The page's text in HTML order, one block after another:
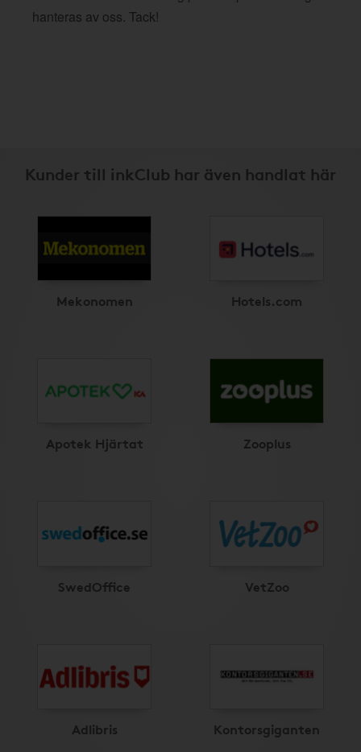
hanteras av oss. Tack!
Kunder till inkClub har även handlat här
Mekonomen Hotels.com
Apotek Hjärtat Zooplus
SwedOffice VetZoo
Adlibris Kontorsgiganten